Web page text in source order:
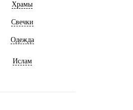
Храмы
Свечки
Одежда
Ислам